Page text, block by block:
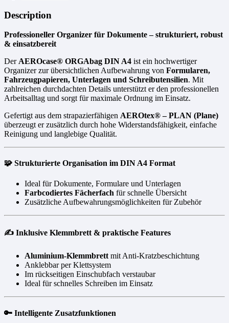
Description
Professioneller Organizer für Dokumente – strukturiert, robust
& einsatzbereit
Der AEROcase® ORGAbag DIN A4 ist ein hochwertiger
Organizer zur übersichtlichen Aufbewahrung von Formularen,
Fahrzeugpapieren, Unterlagen und Schreibutensilien. Mit
zahlreichen durchdachten Details unterstützt er den professionellen
Arbeitsalltag und sorgt für maximale Ordnung im Einsatz.
Gefertigt aus dem strapazierfähigen AEROtex® – PLAN (Plane)
überzeugt er zusätzlich durch hohe Widerstandsfähigkeit, einfache
Reinigung und langlebige Qualität.
🧩 Strukturierte Organisation im DIN A4 Format
Ideal für Dokumente, Formulare und Unterlagen
Farbcodiertes Fächerfach für schnelle Übersicht
Zusätzliche Aufbewahrungsmöglichkeiten für Zubehör
✍️ Inklusive Klemmbrett & praktische Features
Aluminium-Klemmbrett mit Anti-Kratzbeschichtung
Anklebbar per Klettsystem
Im rückseitigen Einschubfach verstaubar
Ideal für schnelles Schreiben im Einsatz
🔑 Intelligente Zusatzfunktionen